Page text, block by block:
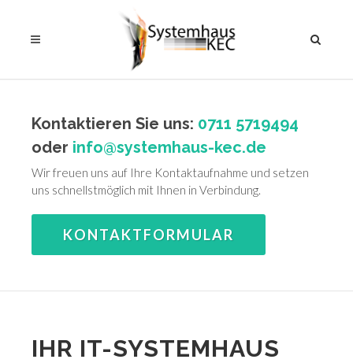
Kontaktieren Sie uns: 0711 5719494
oder info@systemhaus-kec.de
Wir freuen uns auf Ihre Kontaktaufnahme und setzen
uns schnellstmöglich mit Ihnen in Verbindung.
KONTAKTFORMULAR
IHR IT-SYSTEMHAUS